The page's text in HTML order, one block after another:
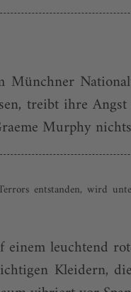
treibt ihre
Murphy
entstanden, wird
einem leuchtend
Kleidern,